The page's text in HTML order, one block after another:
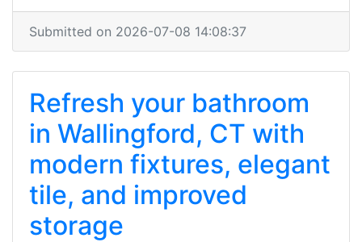
Submitted on 2026-07-08 14:08:37
Refresh your bathroom
in Wallingford, CT with
modern fixtures, elegant
tile, and improved
storage